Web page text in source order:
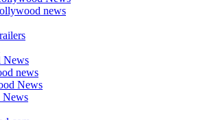
news
News
news
News
News